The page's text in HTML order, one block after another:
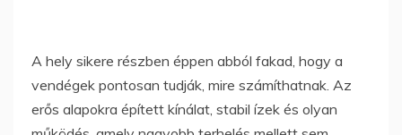
A hely sikere részben éppen abból fakad, hogy a
vendégek pontosan tudják, mire számíthatnak. Az
erős alapokra épített kínálat, stabil ízek és olyan